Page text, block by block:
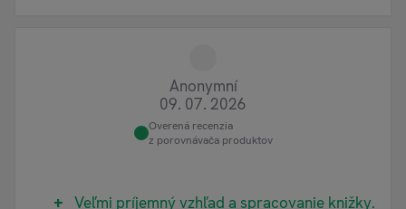
Anonymní
09. 07. 2026
Overená recenzia
z porovnávača produktov
Veľmi príjemný vzhľad a spracovanie knižky.